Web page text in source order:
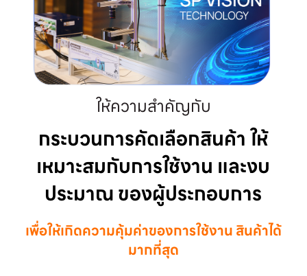
ให้ความสำคัญกับ
กระบวนการคัดเลือกสินค้า ให้
เหมาะสมกับการใช้งาน และงบ
ประมาณ ของผู้ประกอบการ
เพื่อให้เกิดความคุ้มค่าของการใช้งาน สินค้าได้
มากที่สุด